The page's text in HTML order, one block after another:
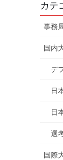
カテ
事務
国内
デ
日
日
選
国際